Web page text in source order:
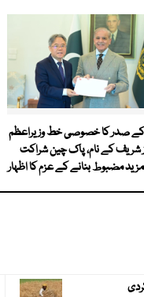
صدر کا خصوصی خط وزیراعظم
شریف کے نام، پاک چین شراکت
مضبوط بنانے کے عزم کا اظہار